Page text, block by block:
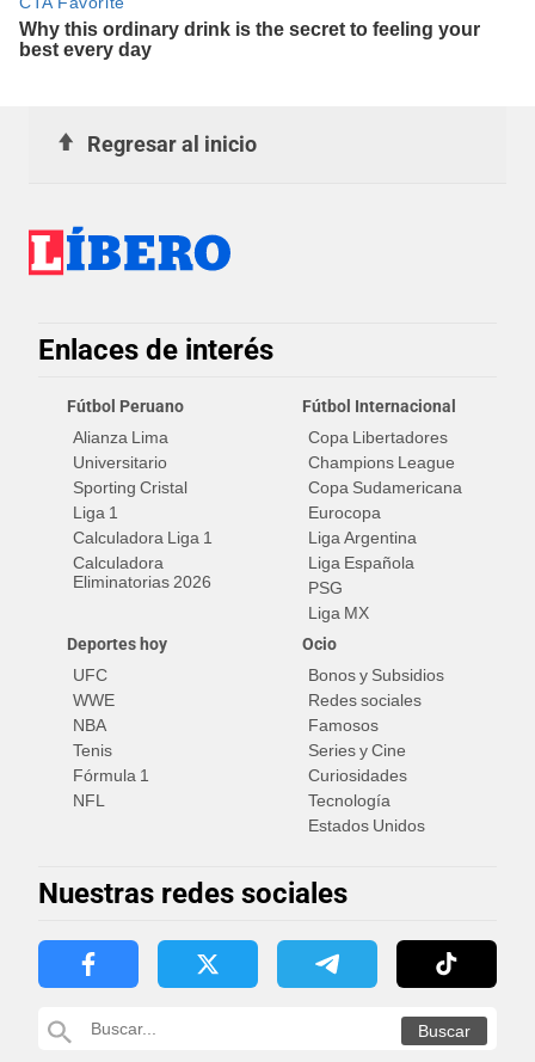
Regresar al inicio
Enlaces de interés
Fútbol Peruano
Alianza Lima
Universitario
Sporting Cristal
Liga 1
Calculadora Liga 1
Calculadora
Eliminatorias 2026
Fútbol Internacional
Copa Libertadores
Champions League
Copa Sudamericana
Eurocopa
Liga Argentina
Liga Española
PSG
Liga MX
Deportes hoy
UFC
WWE
NBA
Tenis
Fórmula 1
NFL
Ocio
Bonos y Subsidios
Redes sociales
Famosos
Series y Cine
Curiosidades
Tecnología
Estados Unidos
Nuestras redes sociales